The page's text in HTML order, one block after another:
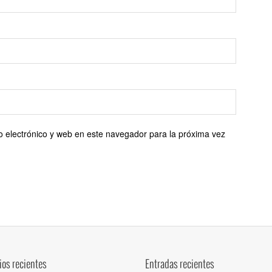
electrónico y web en este navegador para la próxima vez
recientes Entradas recientes